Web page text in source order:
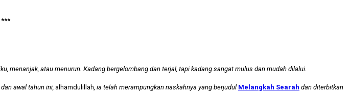
***
menanjak, atau menurun. Kadang bergelombang dan terjal, tapi kadang sangat mulus dan mudah dilalui.
dan awal tahun ini, alhamdulillah , ia telah merampungkan naskahnya yang berjudul Melangkah Searah dan diterbitkan